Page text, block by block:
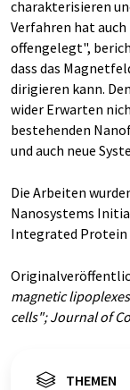
charakterisieren
Verfahren hat
offengelegt",
dass das
dirigieren kann.
wider Erwarten
bestehenden
und auch neue
Die Arbeiten
Nanosystems
Integrated Protein
magnetic
cells"; Journal of
THEMEN